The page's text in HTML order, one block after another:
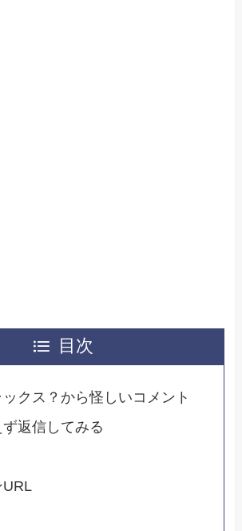
目次
クス？から怪しいコメント
ず返信してみる
URL